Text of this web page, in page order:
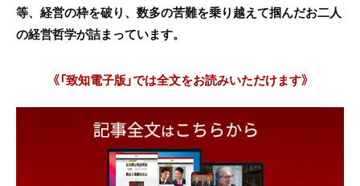
等、経営の枠を破り、数多の苦難を乗り越えて掴んだお二人
の経営哲学が詰まっています。
《「致知電子版」では全文をお読みいただけます》